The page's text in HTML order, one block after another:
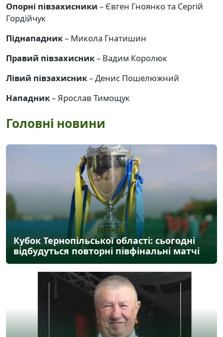
Опорні півзахисники – Євген Гноянко та Сергій
Гордійчук
Піднападник– Микола Гнатишин
Правий півзахисник– Вадим Королюк
Лівий півзахисник– Денис Пошелюжний
Нападник– Ярослав Тимощук
Головні новини
Кубок Тернопільської області: сьогодні
відбудуться повторні півфінальні матчі